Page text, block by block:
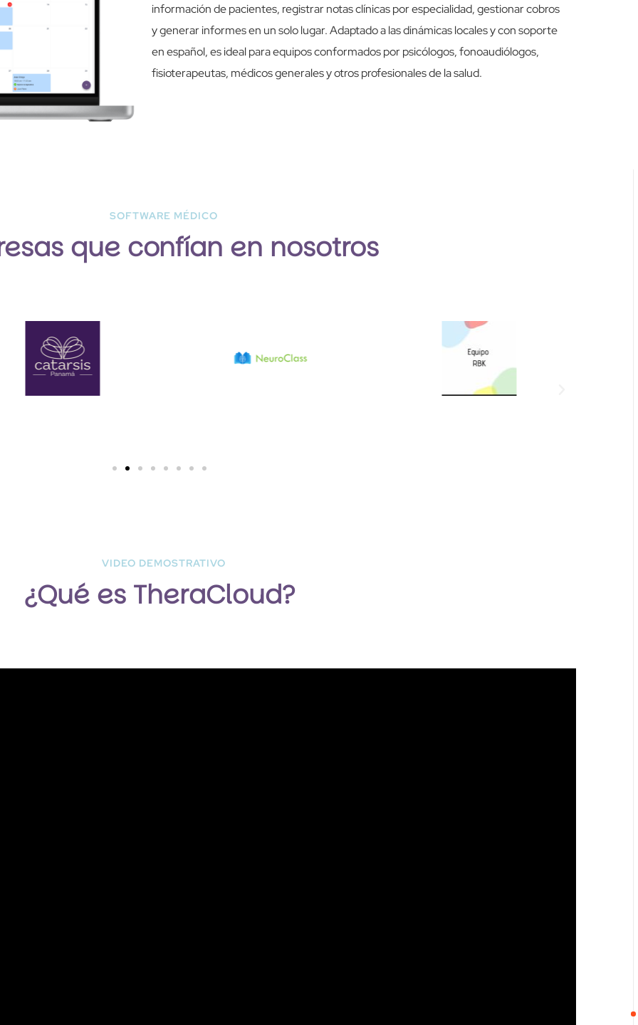
información de pacientes, registrar notas clínicas por especialidad, gestionar cobros
y generar informes en un solo lugar. Adaptado a las dinámicas locales y con soporte
en español, es ideal para equipos conformados por psicólogos, fonoaudiólogos,
fisioterapeutas, médicos generales y otros profesionales de la salud.
SOFTWARE MÉDICO
que confían en nosotros
VIDEO DEMOSTRATIVO
¿Qué es TheraCloud?